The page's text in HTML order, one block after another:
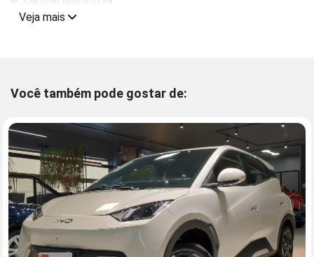
Veja mais
Você também pode gostar de: